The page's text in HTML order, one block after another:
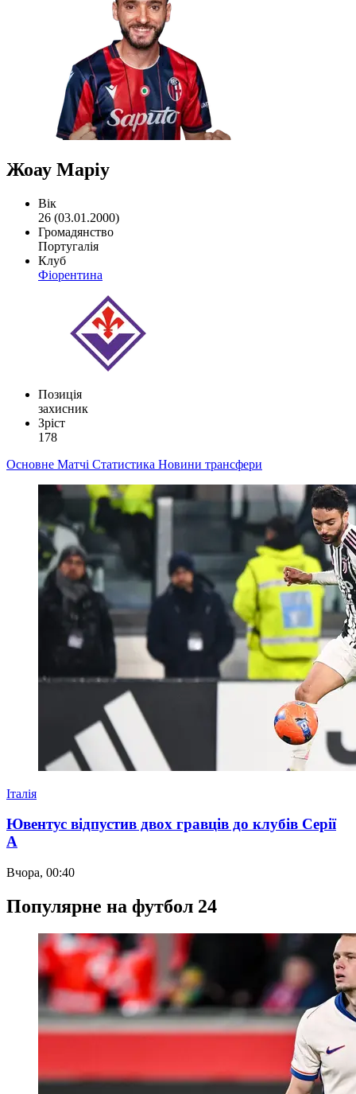
Жоау Маріу
Вік
26 (03.01.2000)
Громадянство
Португалія
Клуб
Фіорентина
Позиція
захисник
Зріст
178
Основне Матчі Статистика Новини трансфери
Італія
Ювентус відпустив двох гравців до клубів Серії
А
Вчора, 00:40
Популярне на футбол 24